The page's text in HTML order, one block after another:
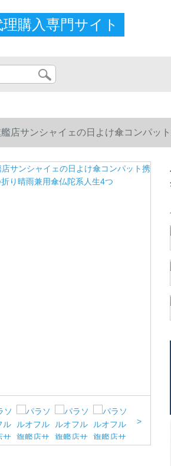
理購入専門サイト
店サンシャイェの日よけ傘コンパッ
>